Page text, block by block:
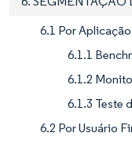
6.1 Por Aplicação
6.1.1
6.1.2
6.1.3 Teste
6.2 Por Usuário